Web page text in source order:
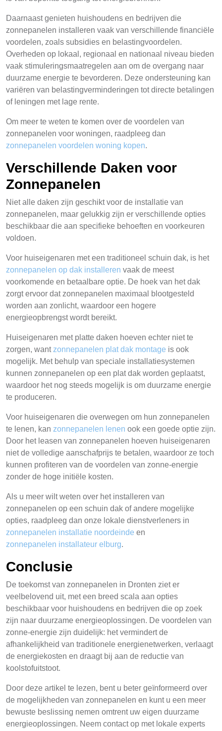
Daarnaast genieten huishoudens en bedrijven die
zonnepanelen installeren vaak van verschillende financiële
voordelen, zoals subsidies en belastingvoordelen.
Overheden op lokaal, regionaal en nationaal niveau bieden
vaak stimuleringsmaatregelen aan om de overgang naar
duurzame energie te bevorderen. Deze ondersteuning kan
variëren van belastingverminderingen tot directe betalingen
of leningen met lage rente.
Om meer te weten te komen over de voordelen van
zonnepanelen voor woningen, raadpleeg dan
zonnepanelen voordelen woning kopen.
Verschillende Daken voor
Zonnepanelen
Niet alle daken zijn geschikt voor de installatie van
zonnepanelen, maar gelukkig zijn er verschillende opties
beschikbaar die aan specifieke behoeften en voorkeuren
voldoen.
Voor huiseigenaren met een traditioneel schuin dak, is het
zonnepanelen op dak installeren vaak de meest
voorkomende en betaalbare optie. De hoek van het dak
zorgt ervoor dat zonnepanelen maximaal blootgesteld
worden aan zonlicht, waardoor een hogere
energieopbrengst wordt bereikt.
Huiseigenaren met platte daken hoeven echter niet te
zorgen, want zonnepanelen plat dak montage is ook
mogelijk. Met behulp van speciale installatiesystemen
kunnen zonnepanelen op een plat dak worden geplaatst,
waardoor het nog steeds mogelijk is om duurzame energie
te produceren.
Voor huiseigenaren die overwegen om hun zonnepanelen
te lenen, kan zonnepanelen lenen ook een goede optie zijn.
Door het leasen van zonnepanelen hoeven huiseigenaren
niet de volledige aanschafprijs te betalen, waardoor ze toch
kunnen profiteren van de voordelen van zonne-energie
zonder de hoge initiële kosten.
Als u meer wilt weten over het installeren van
zonnepanelen op een schuin dak of andere mogelijke
opties, raadpleeg dan onze lokale dienstverleners in
zonnepanelen installatie noordeinde en
zonnepanelen installateur elburg.
Conclusie
De toekomst van zonnepanelen in Dronten ziet er
veelbelovend uit, met een breed scala aan opties
beschikbaar voor huishoudens en bedrijven die op zoek
zijn naar duurzame energieoplossingen. De voordelen van
zonne-energie zijn duidelijk: het vermindert de
afhankelijkheid van traditionele energienetwerken, verlaagt
de energiekosten en draagt bij aan de reductie van
koolstofuitstoot.
Door deze artikel te lezen, bent u beter geïnformeerd over
de mogelijkheden van zonnepanelen en kunt u een meer
bewuste beslissing nemen omtrent uw eigen duurzame
energieoplossingen. Neem contact op met lokale experts